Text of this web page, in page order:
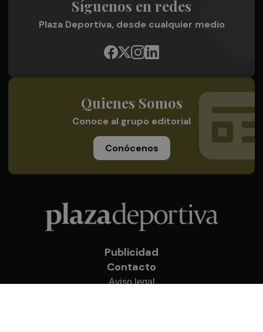
Síguenos en redes
Plaza Deportiva, desde cualquier medio
Quienes Somos
Conoce al grupo editorial
Conócenos
Publicidad
Contacto
Aviso legal